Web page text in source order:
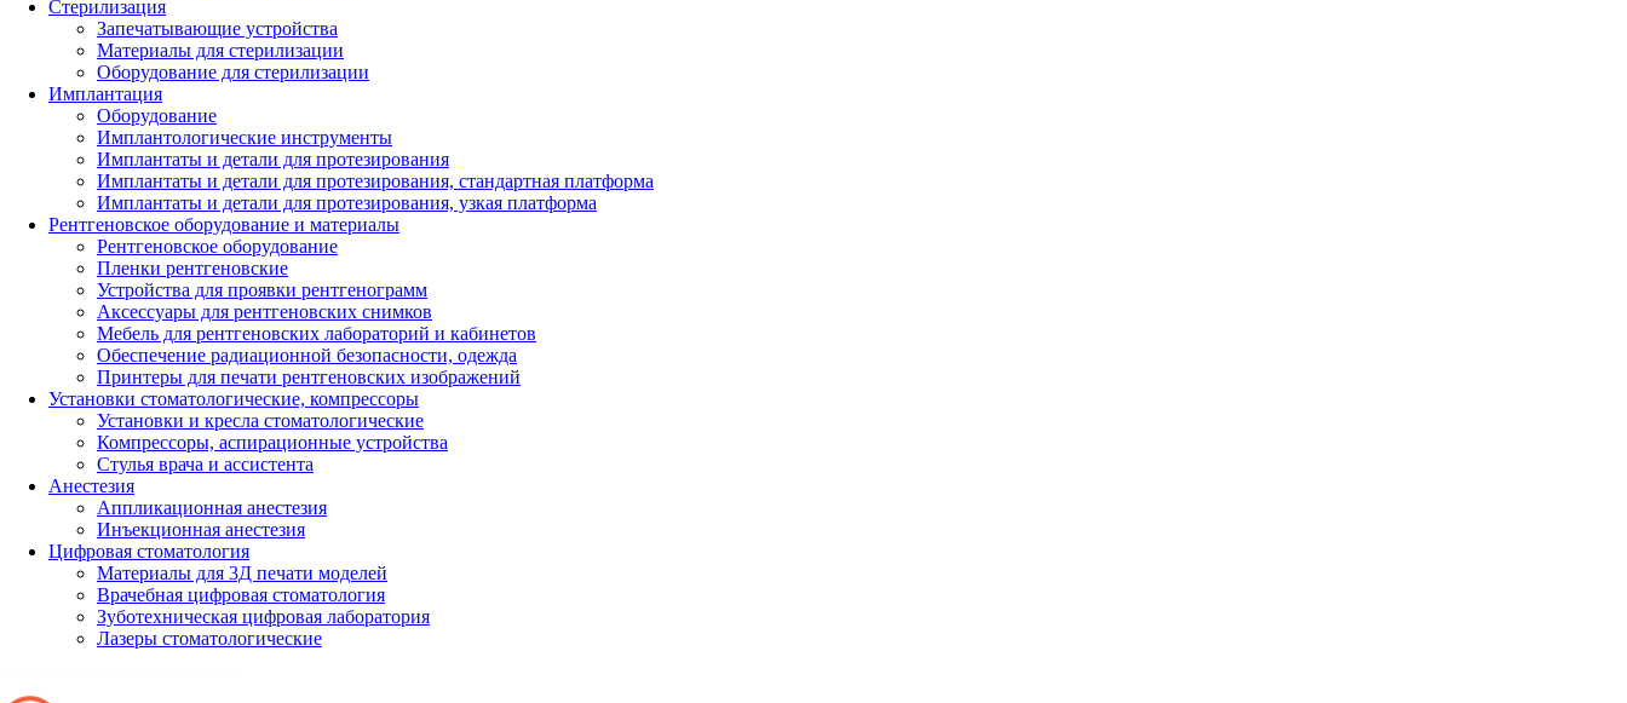
Стерилизация
Запечатывающие устройства
Материалы для стерилизации
Оборудование для стерилизации
Имплантация
Оборудование
Имплантологические инструменты
Имплантаты и детали для протезирования
Имплантаты и детали для протезирования, стандартная платформа
Имплантаты и детали для протезирования, узкая платформа
Рентгеновское оборудование и материалы
Рентгеновское оборудование
Пленки рентгеновские
Устройства для проявки рентгенограмм
Аксессуары для рентгеновских снимков
Мебель для рентгеновских лабораторий и кабинетов
Обеспечение радиационной безопасности, одежда
Принтеры для печати рентгеновских изображений
Установки стоматологические, компрессоры
Установки и кресла стоматологические
Компрессоры, аспирационные устройства
Стулья врача и ассистента
Анестезия
Аппликационная анестезия
Инъекционная анестезия
Цифровая стоматология
Материалы для 3Д печати моделей
Врачебная цифровая стоматология
Зуботехническая цифровая лаборатория
Лазеры стоматологические